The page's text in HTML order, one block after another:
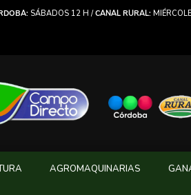
SÁBADOS 12 H /CANAL RURAL:
AGROMAQUINARIAS